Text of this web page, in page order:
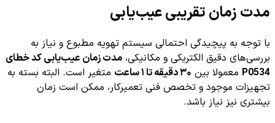
مدت زمان تقریبی عیب‌یابی
با توجه به پیچیدگی احتمالی سیستم تهویه مطبوع و نیاز به
بررسی‌های دقیق الکتریکی و مکانیکی، مدت زمان عیب‌یابی کد خطای
P0534 معمولا بین ۳۰ دقیقه تا ۱ ساعت
متغیر است. البته بسته به
تجهیزات موجود و تخصص فنی تعمیرکار، ممکن است زمان
بیشتری نیز نیاز باشد.